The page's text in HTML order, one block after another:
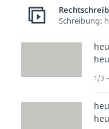
Schreibung:
1/3